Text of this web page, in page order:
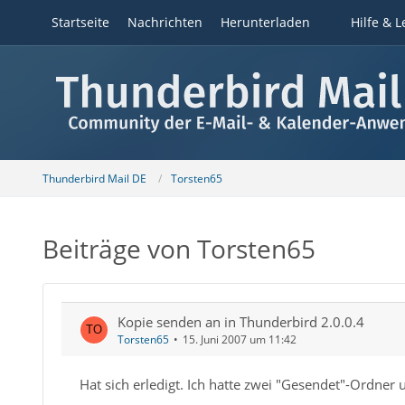
Startseite Nachrichten Herunterladen Hilfe &
Thunderbird Mail DE Torsten65
Beiträge von Torsten65
Kopie senden an in Thunderbird 2.0.0.4
Torsten65 15. Juni 2007 um 11:42
Hat sich erledigt. Ich hatte zwei "Gesendet"-Ordner